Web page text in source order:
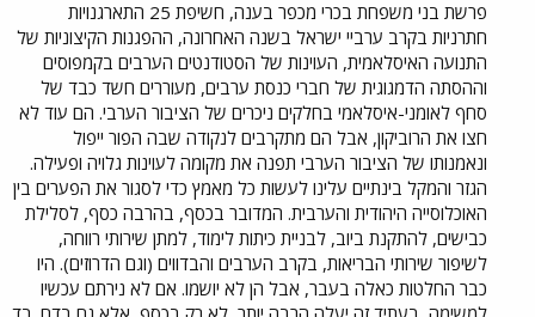
פרשת בני משפחת בכרי מכפר בענה, חשיפת 25 התארגנויות
חתרניות בקרב ערביי ישראל בשנה האחרונה, ההפגנות הקיצוניות של
התנועה האיסלאמית, העוינות של הסטודנטים הערבים בקמפוסים
וההסתה הדמגוגית של חברי כנסת ערבים, מעוררים חשד כבד של
סחף לאומני-איסלאמי בחלקים ניכרים של הציבור הערבי. הם עוד לא
חצו את הרוביקון, אבל הם מתקרבים לנקודה שבה הפור ייפול
ונאמנותו של הציבור הערבי תפנה את מקומה לעוינות גלויה ופעילה.
הגזר והמקל בינתיים עלינו לעשות כל מאמץ כדי לסגור את הפערים בין
האוכלוסייה היהודית והערבית. המדובר בכסף, בהרבה כסף, לסלילת
כבישים, להתקנת ביוב, לבניית כיתות לימוד, למתן שירותי רווחה,
לשיפור שירותי הבריאות, בקרב הערבים והבדווים (וגם הדרוזים). היו
כבר החלטות כאלה בעבר, אבל הן לא יושמו. אם לא נירתם עכשיו